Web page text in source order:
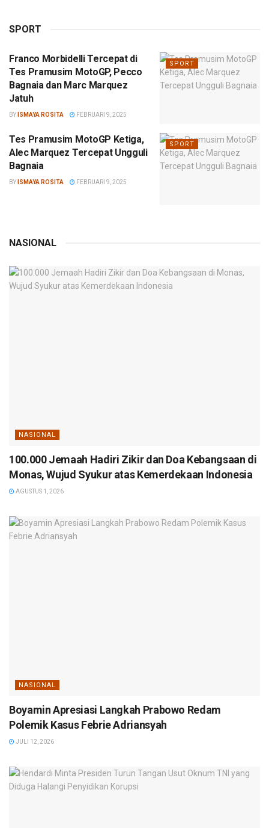
SPORT
SPORT
Franco Morbidelli Tercepat di
Tes Pramusim MotoGP, Pecco
Bagnaia dan Marc Marquez
Jatuh
BY ISMAYA ROSITA FEBRUARI 9, 2025
SPORT
Tes Pramusim MotoGP Ketiga,
Alec Marquez Tercepat Ungguli
Bagnaia
BY ISMAYA ROSITA FEBRUARI 9, 2025
NASIONAL
NASIONAL
100.000 Jemaah Hadiri Zikir dan Doa Kebangsaan di
Monas, Wujud Syukur atas Kemerdekaan Indonesia
AGUSTUS 1, 2026
NASIONAL
Boyamin Apresiasi Langkah Prabowo Redam
Polemik Kasus Febrie Adriansyah
JULI 12, 2026